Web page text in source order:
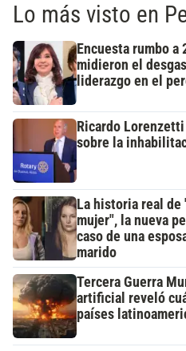
Lo más visto en
Encuesta rumbo
midieron el
liderazgo en el
Ricardo
sobre la
La historia real de
mujer", la nueva
caso de una
marido
Tercera Guerra
artificial reveló
países